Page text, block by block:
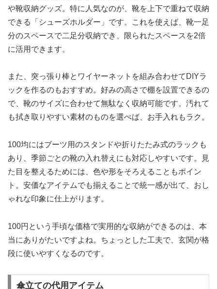
や靴収納グッズ。特に人気なのが、靴を上下で重ねて収納
できる「シューズホルダー」です。これを使えば、靴一足
分のスペースで二足分収納でき、限られたスペースを2倍
に活用できます。
また、突っ張り棒とワイヤーネットを組み合わせてDIYラ
ックを作るのもおすすめ。好みの高さで棚を設置できるの
で、靴のサイズに合わせて無駄なく収納可能です。汚れて
も拭き取りやすい素材のものを選べば、お手入れもラク。
100均にはブーツ用のスタンドや折りたたみ式のラックも
あり、季節ごとの靴の入れ替えにも対応しやすいです。見
た目を整えるためには、色や形をそろえることもポイン
ト。安価なアイテムでも揃えることで統一感が出て、おし
ゃれな印象に仕上がります。
100円という手頃な価格で実用的な収納ができるのは、本
当にありがたいですよね。ちょっとした工夫で、玄関が格
段に使いやすくなるのです。
傘立ての代用アイテム